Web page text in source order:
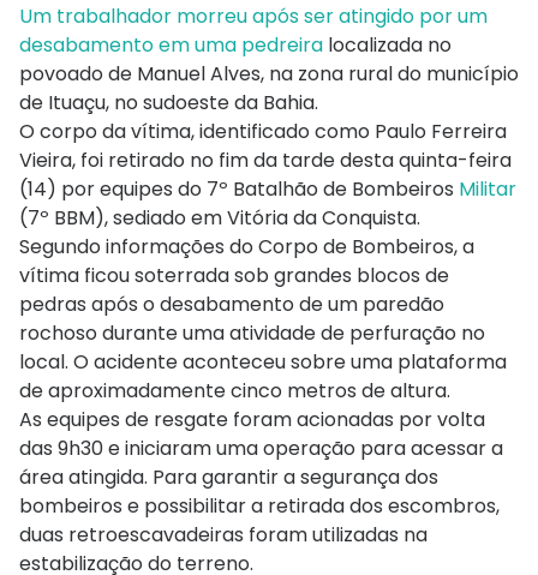
Um trabalhador morreu após ser atingido por um
desabamento em uma pedreira localizada no
povoado de Manuel Alves, na zona rural do município
de Ituaçu, no sudoeste da Bahia.
O corpo da vítima, identificado como Paulo Ferreira
Vieira, foi retirado no fim da tarde desta quinta-feira
(14) por equipes do 7º Batalhão de Bombeiros Militar
(7º BBM), sediado em Vitória da Conquista.
Segundo informações do Corpo de Bombeiros, a
vítima ficou soterrada sob grandes blocos de
pedras após o desabamento de um paredão
rochoso durante uma atividade de perfuração no
local. O acidente aconteceu sobre uma plataforma
de aproximadamente cinco metros de altura.
As equipes de resgate foram acionadas por volta
das 9h30 e iniciaram uma operação para acessar a
área atingida. Para garantir a segurança dos
bombeiros e possibilitar a retirada dos escombros,
duas retroescavadeiras foram utilizadas na
estabilização do terreno.